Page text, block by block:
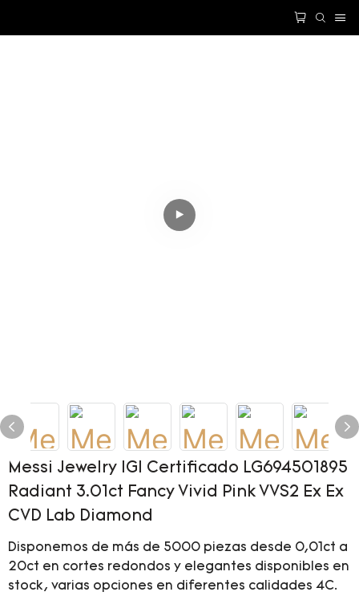
Messi Jewelry IGI Certificado LG694501895
Radiant 3.01ct Fancy Vivid Pink VVS2 Ex Ex
CVD Lab Diamond
Disponemos de más de 5000 piezas desde 0,01ct a
20ct en cortes redondos y elegantes disponibles en
stock, varias opciones en diferentes calidades 4C.